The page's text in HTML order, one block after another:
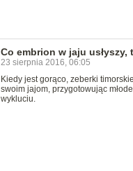
Co embrion w jaju
23 sierpnia 2016, 06:05
Kiedy jest gorąco, zeberki
swoim jajom, przygotowując
wykluciu.